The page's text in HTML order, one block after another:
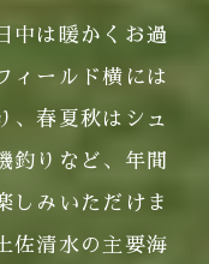
中は暖かくお過
ィールド横には
、春夏秋はシュ
釣りなど、年間
しみいただけま
佐清水の主要海